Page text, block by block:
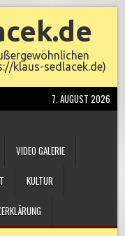
klaus-sedlacek.de)
7. AUGUST 2026
VIDEO GALERIE
KULTUR